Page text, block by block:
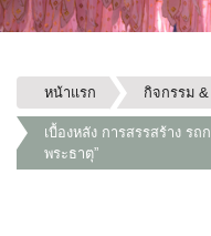
หน้าแรก กิจกรรม
เบื้องหลัง การสรรสร้าง ร
พระธาตุ”